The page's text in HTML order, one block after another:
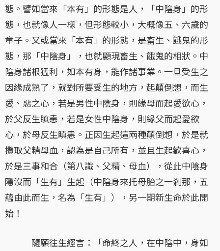
態。譬如當來「本有」的形態是人，「中陰身」的形
態，也就像人一樣，但形態較小，大概像五、六歲的
童子。又或當來「本有」的形態，是畜生、餓鬼的形
態，那「中陰身」，也就顯現畜生、餓鬼的相狀。中
陰身諸根猛利，如本有身，能作諸事業。一旦受生之
因緣成熟了，就對所要受生的地方，起顛倒想，而生
愛、惡之心，若是男性中陰身，則緣母而起愛欲心，
於父反生瞋恚，若是女性中陰身，則緣父而起愛欲
心，於母反生瞋恚。正因生起這兩種顛倒想，於是就
攬取父精母血，認為是自己所有，並且生起歡喜心，
於是三事和合（第八識、父精、母血），從此中陰身
隱沒而「生有」生起（中陰身來托母胎之一剎那，五
蘊由此而生，名為「生有」），另一期新生命於此開
始！
隨願往生經言：「命終之人，在中陰中，身如